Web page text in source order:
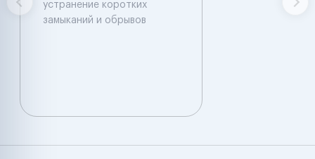
устранение коротких
замыканий и обрывов